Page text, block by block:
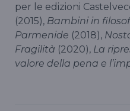
per le edizioni
(2015), Bambini in
Parmenide (2018),
Fragilità (2020), La
valore della pena e